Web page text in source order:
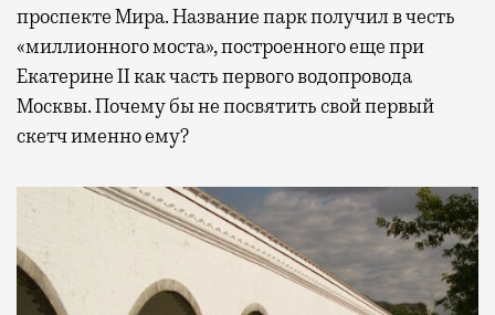
проспекте Мира. Название парк получил в честь
«миллионного моста», построенного еще при
Екатерине II как часть первого водопровода
Москвы. Почему бы не посвятить свой первый
скетч именно ему?